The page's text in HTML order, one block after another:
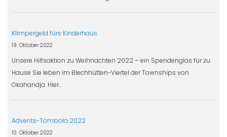
Klimpergeld fürs Kinderhaus
19. Oktober 2022
Unsere Hilfsaktion zu Weihnachten 2022 – ein Spendenglas für zu
Hause Sie leben im Blechhütten-Viertel der Townships von
Okahandja. Hier…
Advents-Tombola 2022
10. Oktober 2022